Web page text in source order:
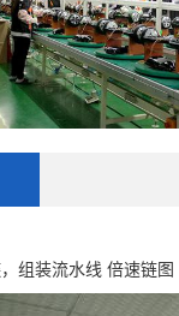
组装流水线 倍速链图